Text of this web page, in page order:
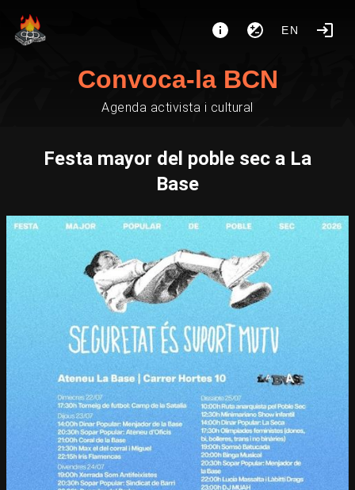
EN
Convoca-la BCN
Agenda activista i cultural
Festa mayor del poble sec a La
Base